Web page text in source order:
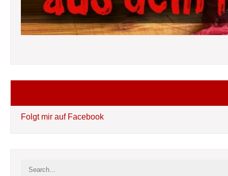
Folgt mir auf Facebook